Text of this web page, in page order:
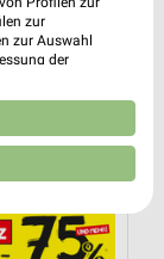
zur
zur Auswahl
der
und
zur Auswahl
und in die